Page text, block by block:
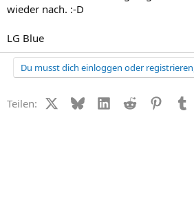
wieder nach. :-D
LG Blue
Du musst dich einloggen oder
Teilen: X (Twitter)
BlueskyLinkedIn
Reddit